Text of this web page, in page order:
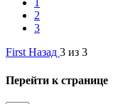
1
2
3
First Назад 3 из 3
Перейти к странице